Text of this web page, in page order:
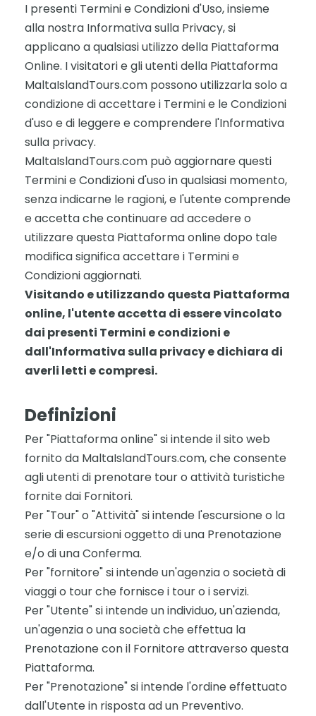
I presenti Termini e Condizioni d'Uso, insieme
alla nostra Informativa sulla Privacy, si
applicano a qualsiasi utilizzo della Piattaforma
Online. I visitatori e gli utenti della Piattaforma
MaltaIslandTours.com possono utilizzarla solo a
condizione di accettare i Termini e le Condizioni
d'uso e di leggere e comprendere l'Informativa
sulla privacy.
MaltaIslandTours.com può aggiornare questi
Termini e Condizioni d'uso in qualsiasi momento,
senza indicarne le ragioni, e l'utente comprende
e accetta che continuare ad accedere o
utilizzare questa Piattaforma online dopo tale
modifica significa accettare i Termini e
Condizioni aggiornati.
Visitando e utilizzando questa Piattaforma
online, l'utente accetta di essere vincolato
dai presenti Termini e condizioni e
dall'Informativa sulla privacy e dichiara di
averli letti e compresi.
Definizioni
Per "Piattaforma online" si intende il sito web
fornito da MaltaIslandTours.com, che consente
agli utenti di prenotare tour o attività turistiche
fornite dai Fornitori.
Per "Tour" o "Attività" si intende l'escursione o la
serie di escursioni oggetto di una Prenotazione
e/o di una Conferma.
Per "fornitore" si intende un'agenzia o società di
viaggi o tour che fornisce i tour o i servizi.
Per "Utente" si intende un individuo, un'azienda,
un'agenzia o una società che effettua la
Prenotazione con il Fornitore attraverso questa
Piattaforma.
Per "Prenotazione" si intende l'ordine effettuato
dall'Utente in risposta ad un Preventivo.